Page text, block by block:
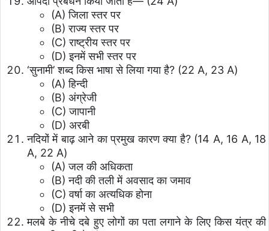
(A) जिला स्तर पर
(B) राज्य स्तर पर
(C) राष्ट्रीय स्तर पर
(D) इनमें सभी स्तर पर
‘सुनामी’ शब्द किस भाषा से लिया गया है? (22 A, 23 A)
(A) हिन्दी
(B) अंग्रेजी
(C) जापानी
(D) अरबी
नदियों में बाढ़ आने का प्रमुख कारण क्या है? (14 A, 16 A, 18
A, 22 A)
(A) जल की अधिकता
(B) नदी की तली में अवसाद का जमाव
(C) वर्षा का अत्यधिक होना
(D) इनमें से सभी
मलबे के नीचे दबे हुए लोगों का पता लगाने के लिए किस यंत्र की